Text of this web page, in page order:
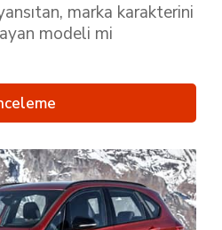
marka karakterini
modeli mi